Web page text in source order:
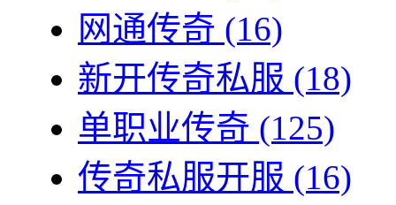
网通传奇 (16)
新开传奇私服 (18)
单职业传奇 (125)
传奇私服开服 (16)